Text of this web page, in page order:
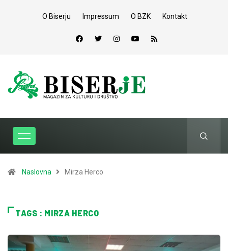
O Biserju Impressum O BZK Kontakt
Naslovna Mirza Herco
TAGS : MIRZA HERCO